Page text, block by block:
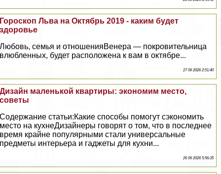
Гороскоп Льва на Октябрь 2019 - каким будет
здоровье
Любовь, семья и отношенияВенера — покровительница
влюбленных, будет расположена к вам в октябре...
27 06 2026 2:51:40
Дизайн маленькой квартиры: экономим место,
советы
Содержание статьи:Какие способы помогут сэкономить
место на кухнеДизайнеры говорят о том, что в последнее
время крайне популярными стали универсальные
предметы интерьера и гаджеты для кухни...
26 06 2026 5:56:35